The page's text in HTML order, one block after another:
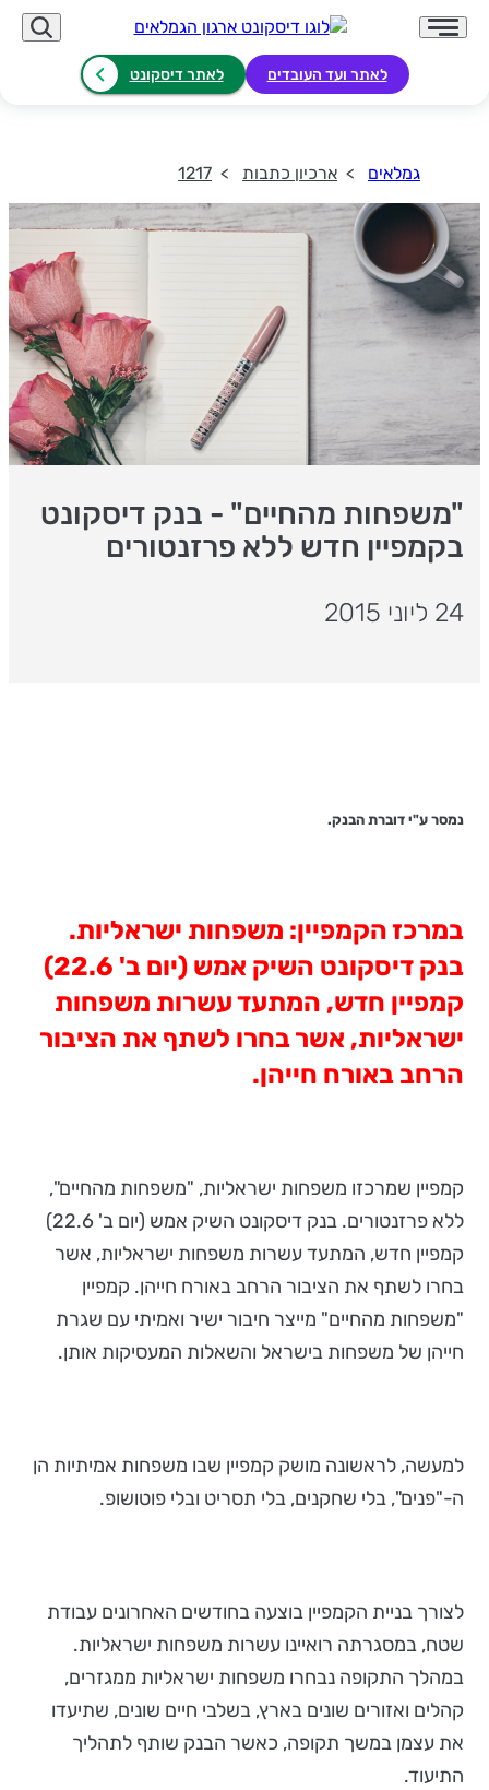
לאתר ועד העובדים לאתר דיסקונט
גמלאים ארכיון כתבות 1217
"משפחות מהחיים" - בנק דיסקונט
בקמפיין חדש ללא פרזנטורים
24 ליוני 2015
נמסר ע"י דוברת הבנק.
במרכז הקמפיין: משפחות ישראליות.
בנק דיסקונט השיק אמש (יום ב' 22.6)
קמפיין חדש, המתעד עשרות משפחות
ישראליות, אשר בחרו לשתף את הציבור
הרחב באורח חייהן.
קמפיין שמרכזו משפחות ישראליות, "משפחות מהחיים",
ללא פרזנטורים. בנק דיסקונט השיק אמש (יום ב' 22.6)
קמפיין חדש, המתעד עשרות משפחות ישראליות, אשר
בחרו לשתף את הציבור הרחב באורח חייהן. קמפיין
"משפחות מהחיים" מייצר חיבור ישיר ואמיתי עם שגרת
חייהן של משפחות בישראל והשאלות המעסיקות אותן.
למעשה, לראשונה מושק קמפיין שבו משפחות אמיתיות הן
ה-"פנים", בלי שחקנים, בלי תסריט ובלי פוטושופ.
לצורך בניית הקמפיין בוצעה בחודשים האחרונים עבודת
שטח, במסגרתה רואיינו עשרות משפחות ישראליות.
במהלך התקופה נבחרו משפחות ישראליות ממגזרים,
קהלים ואזורים שונים בארץ, בשלבי חיים שונים, שתיעדו
את עצמן במשך תקופה, כאשר הבנק שותף לתהליך
התיעוד.